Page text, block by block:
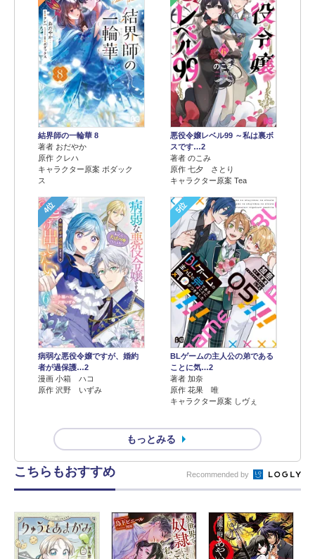
結界師の一輪華 8
著者 おだやか
原作 クレハ
キャラクター原案 ボダック
ス
悪役令嬢レベル99 ～私は裏ボ
スです…2
著者 のこみ
原作 七夕 さとり
キャラクター原案 Tea
4位
病弱な悪役令嬢ですが、婚約
者が過保護…2
漫画 小箱 ハコ
原作 沢野 いずみ
5位
BLゲームの主人公の弟である
ことに気…2
著者 加奈
原作 花果 唯
キャラクター原案 しヴぇ
もっとみる
こちらもおすすめ Recommended by